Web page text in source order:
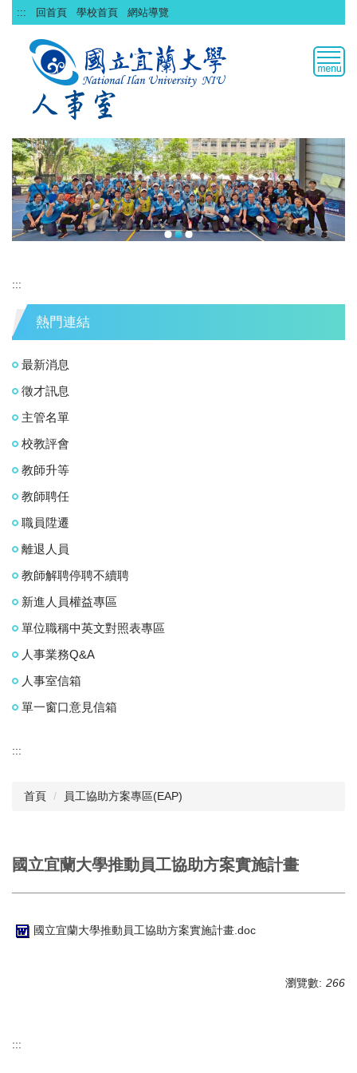
跳
到
::: 回首頁 學校首頁 網站導覽
:::
熱門連結
最新消息
徵才訊息
主管名單
校教評會
教師升等
教師聘任
職員陞遷
離退人員
教師解聘停聘不續聘
新進人員權益專區
單位職稱中英文對照表專區
人事業務Q&A
人事室信箱
單一窗口意見信箱
:::
首頁 員工協助方案專區(EAP)
國立宜蘭大學推動員工協助方案實施計畫
國立宜蘭大學推動員工協助方案實施計畫.doc
瀏覽數: 266
:::